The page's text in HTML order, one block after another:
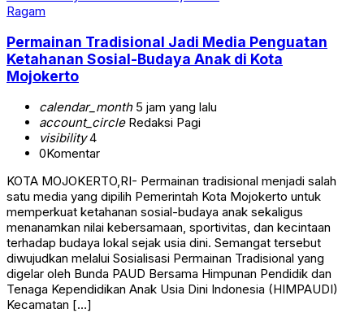
Ragam
Permainan Tradisional Jadi Media Penguatan
Ketahanan Sosial-Budaya Anak di Kota
Mojokerto
calendar_month5 jam yang lalu
account_circleRedaksi Pagi
visibility4
0Komentar
KOTA MOJOKERTO,RI- Permainan tradisional menjadi salah
satu media yang dipilih Pemerintah Kota Mojokerto untuk
memperkuat ketahanan sosial-budaya anak sekaligus
menanamkan nilai kebersamaan, sportivitas, dan kecintaan
terhadap budaya lokal sejak usia dini. Semangat tersebut
diwujudkan melalui Sosialisasi Permainan Tradisional yang
digelar oleh Bunda PAUD Bersama Himpunan Pendidik dan
Tenaga Kependidikan Anak Usia Dini Indonesia (HIMPAUDI)
Kecamatan […]